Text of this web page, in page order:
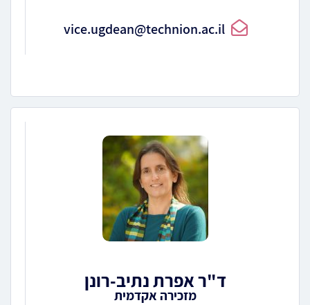
vice.ugdean@technion.ac.il
ד"ר אפרת נתיב-רונן
מזכירה אקדמית